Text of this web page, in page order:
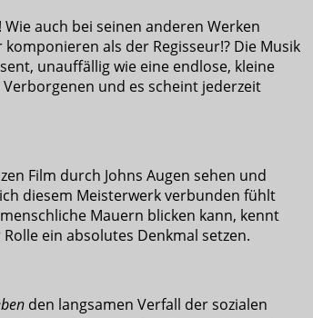
auch bei seinen anderen Werken
als der Regisseur!? Die Musik
unauffällig wie eine endlose, kleine
und es scheint jederzeit
Film durch Johns Augen sehen und
diesem Meisterwerk verbunden fühlt
Mauern blicken kann, kennt
ein absolutes Denkmal setzen.
den langsamen Verfall der sozialen